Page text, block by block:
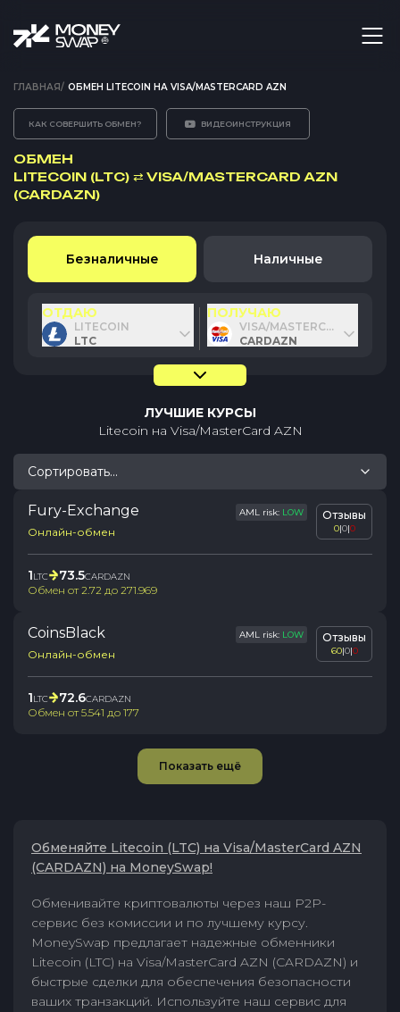
ГЛАВНАЯ/ ОБМЕН LITECOIN НА VISA/MASTERCARD AZN
КАК СОВЕРШИТЬ ОБМЕН? ВИДЕОИНСТРУКЦИЯ
ОБМЕН
LITECOIN (LTC) ⇄ VISA/MASTERCARD AZN
(CARDAZN)
Безналичные Наличные
ОТДАЮ
LITECOIN
LTC
ПОЛУЧАЮ
VISA/MASTERCARD AZN
CARDAZN
ЛУЧШИЕ КУРСЫ
Litecoin на Visa/MasterCard AZN
Сортировать...
Fury-Exchange AML risk: LOW
Онлайн-обмен
Отзывы
0|0|0
1LTC 73.5CARDAZN
Обмен от2.72 до 271.969
CoinsBlack AML risk: LOW
Онлайн-обмен
Отзывы
60|0|0
1LTC 72.6CARDAZN
Обмен от5.541 до 177
Показать ещё
Обменяйте Litecoin (LTC) на Visa/MasterCard AZN
(CARDAZN) на MoneySwap!
Обменивайте криптовалюты через наш P2P-
сервис без комиссии и по лучшему курсу.
MoneySwap предлагает надежные обменники
Litecoin (LTC) на Visa/MasterCard AZN (CARDAZN) и
быстрые сделки для обеспечения безопасности
ваших транзакций. Используйте наш сервис для